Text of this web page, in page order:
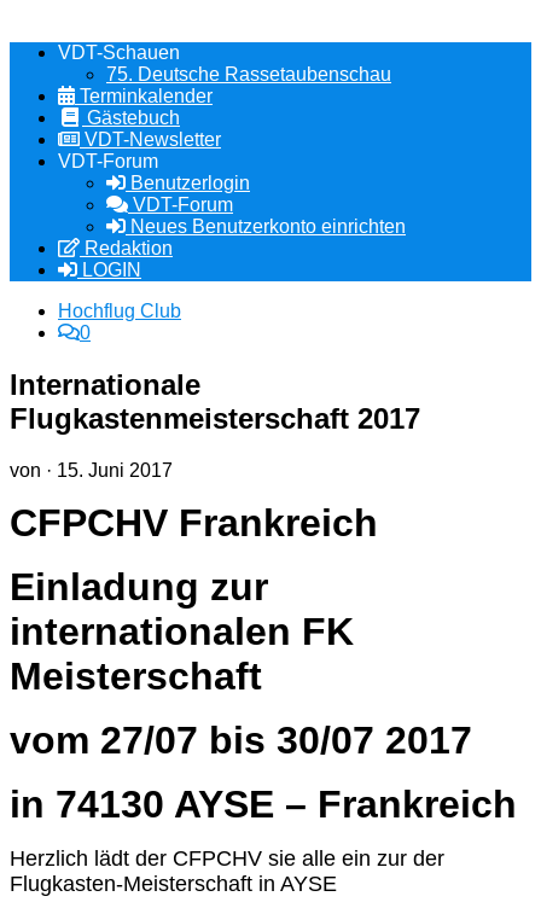
VDT-Schauen
75. Deutsche Rassetaubenschau
Terminkalender
Gästebuch
VDT-Newsletter
VDT-Forum
Benutzerlogin
VDT-Forum
Neues Benutzerkonto einrichten
Redaktion
LOGIN
Hochflug Club
0
Internationale
Flugkastenmeisterschaft 2017
von · 15. Juni 2017
CFPCHV Frankreich
Einladung zur
internationalen FK
Meisterschaft
vom 27/07 bis 30/07 2017
in 74130 AYSE – Frankreich
Herzlich lädt der CFPCHV sie alle ein zur der
Flugkasten-Meisterschaft in AYSE